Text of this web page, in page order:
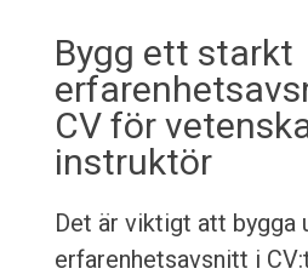
Bygg ett starkt
CV för
instruktör
Det är viktigt att bygga
erfarenhetsavsnitt i